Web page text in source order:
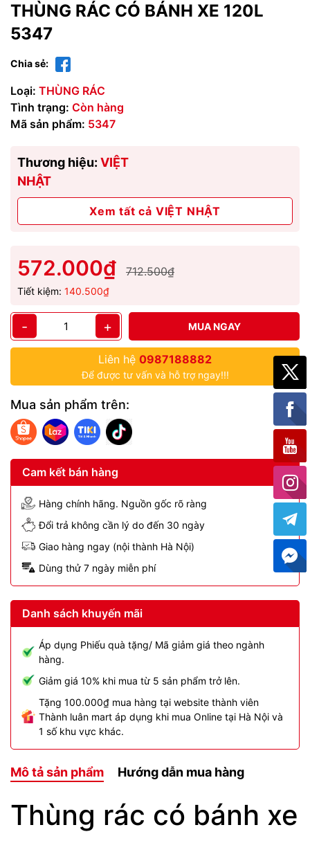
THÙNG RÁC CÓ BÁNH XE 120L
5347
Chia sẻ:
Loại: THÙNG RÁC
Tình trạng: Còn hàng
Mã sản phẩm: 5347
Thương hiệu: VIỆT
NHẬT
Xem tất cả VIỆT NHẬT
572.000₫ 712.500₫
Tiết kiệm: 140.500₫
- + MUA NGAY
Liên hệ 0987188882
Để được tư vấn và hỗ trợ ngay!!!
Mua sản phẩm trên:
Cam kết bán hàng
Hàng chính hãng. Nguồn gốc rõ ràng
Đổi trả không cần lý do đến 30 ngày
Giao hàng ngay (nội thành Hà Nội)
Dùng thử 7 ngày miễn phí
Danh sách khuyến mãi
Áp dụng Phiếu quà tặng/ Mã giảm giá theo ngành
hàng.
Giảm giá 10% khi mua từ 5 sản phẩm trở lên.
Tặng 100.000₫ mua hàng tại website thành viên
Thành luân mart áp dụng khi mua Online tại Hà Nội và
1 số khu vực khác.
Mô tả sản phẩm Hướng dẫn mua hàng
Thùng rác có bánh xe